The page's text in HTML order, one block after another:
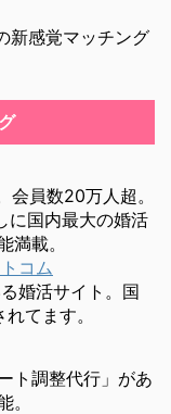
新感覚マッチング
会員数20万人超。
に国内最大の婚活
満載。
コム
婚活サイト。国
てます。
ト調整代行」があ
。